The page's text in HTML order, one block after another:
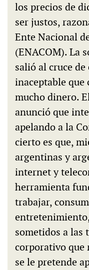
los precios de
ser justos,
Ente Nacional
(ENACOM). La
salió al cruce
inaceptable que
mucho dinero.
anunció que
apelando a la
cierto es que,
argentinas y
internet y
herramienta
trabajar,
sometidos a las
corporativo que
se le pretende